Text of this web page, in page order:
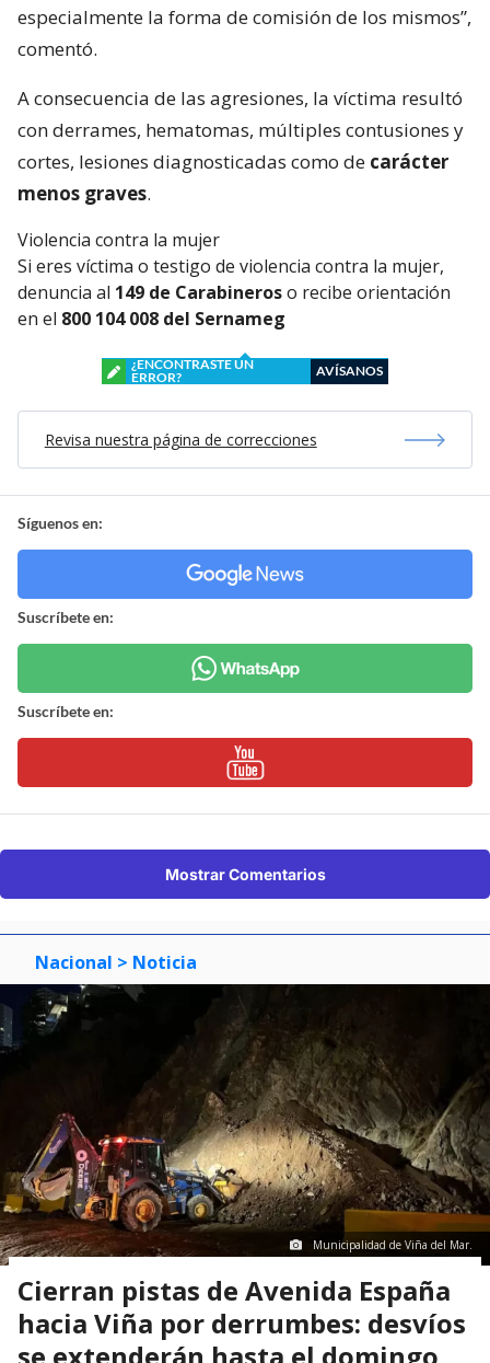
especialmente la forma de comisión de los mismos”,
comentó.
A consecuencia de las agresiones, la víctima resultó
con derrames, hematomas, múltiples contusiones y
cortes, lesiones diagnosticadas como de carácter
menos graves.
Violencia contra la mujer
Si eres víctima o testigo de violencia contra la mujer,
denuncia al 149 de Carabineroso recibe orientación
en el 800 104 008 del Sernameg
¿ENCONTRASTE UN
ERROR?
AVÍSANOS
Revisa nuestra página de correcciones
Síguenos en:
Suscríbete en:
Suscríbete en:
Mostrar Comentarios
Nacional > Noticia
Municipalidad de Viña del Mar.
Cierran pistas de Avenida España
hacia Viña por derrumbes: desvíos